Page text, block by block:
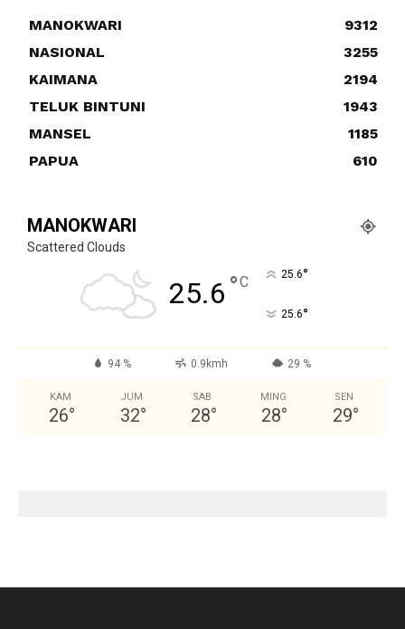
MANOKWARI
9312
NASIONAL
3255
KAIMANA
2194
TELUK BINTUNI
1943
MANSEL
1185
PAPUA
610
MANOKWARI
Scattered Clouds
25.6 °C 25.6°
25.6°
94 % 0.9kmh 29 %
KAM
26°
JUM
32°
SAB
28°
MING
28°
SEN
29°